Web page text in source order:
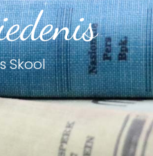
Skool